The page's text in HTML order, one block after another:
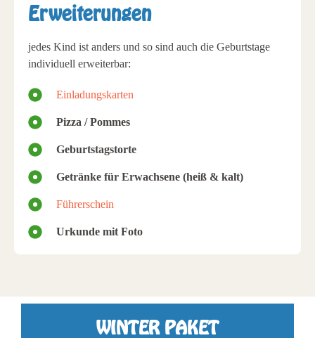
Erweiterungen
jedes Kind ist anders und so sind auch die Geburtstage
individuell erweiterbar:
Einladungskarten
Pizza / Pommes
Geburtstagstorte
Getränke für Erwachsene (heiß & kalt)
Führerschein
Urkunde mit Foto
WINTER PAKET